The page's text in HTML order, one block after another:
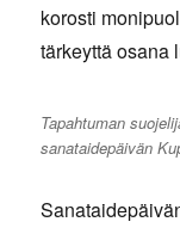
korosti
tärkeyttä osana
Tapahtuman
sanataidepäivän